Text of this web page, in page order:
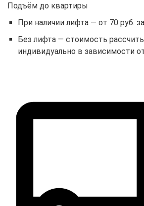
Подъём до квартиры
При наличии лифта — от 70 руб.
Без лифта — стоимость
индивидуально в зависимости